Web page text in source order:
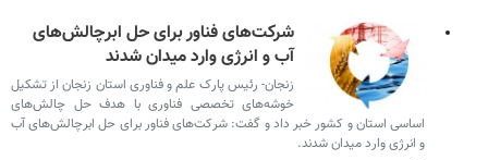
شرکت‌های فناور برای حل ابرچالش‌های
آب و انرژی وارد میدان شدند
زنجان- رئیس پارک علم و فناوری استان زنجان از تشکیل
خوشه‌های تخصصی فناوری با هدف حل چالش‌های
اساسی استان و کشور خبر داد و گفت: شرکت‌های فناور برای حل ابرچالش‌های آب
و انرژی وارد میدان شدند.